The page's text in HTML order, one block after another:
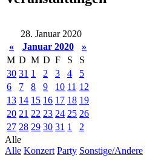
28. Januar 2020
«
Januar 2020
»
M D M D F S
S
30 31 1 2 3 4
5
6
7 8 9 10 11 12
13 14 15 16 17 18 19
20 21 22 23 24 25 26
27 28 29 30 31 1
2
Alle
Alle Konzert Party Sonstige/Andere